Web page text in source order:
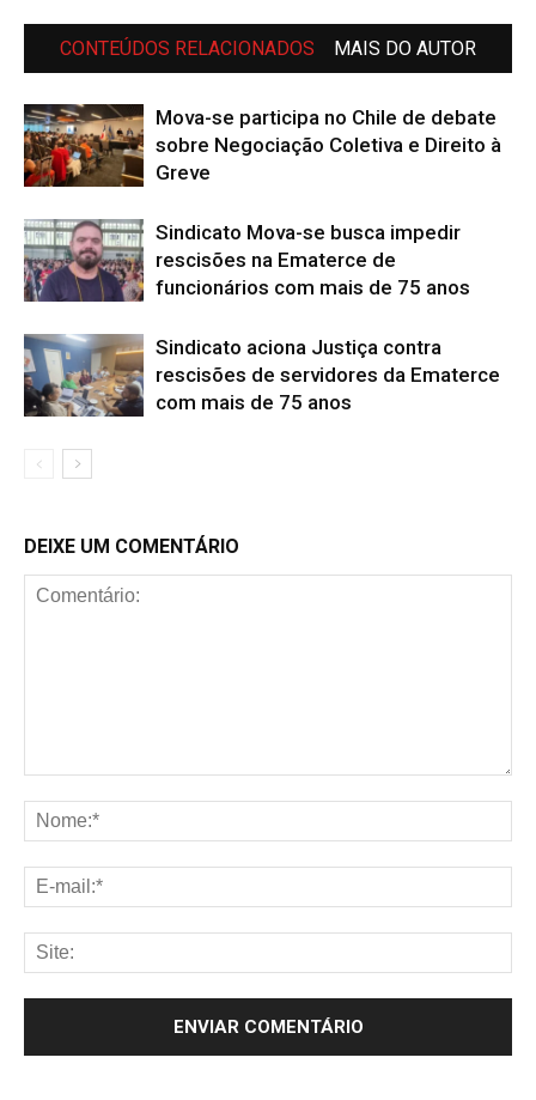
CONTEÚDOS RELACIONADOS MAIS DO AUTOR
Mova-se participa no Chile de debate
sobre Negociação Coletiva e Direito à
Greve
Sindicato Mova-se busca impedir
rescisões na Ematerce de
funcionários com mais de 75 anos
Sindicato aciona Justiça contra
rescisões de servidores da Ematerce
com mais de 75 anos
DEIXE UM COMENTÁRIO